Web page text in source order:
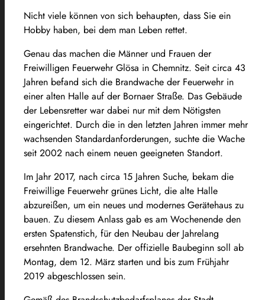
Nicht viele können von sich behaupten, dass Sie ein
Hobby haben, bei dem man Leben rettet.
Genau das machen die Männer und Frauen der
Freiwilligen Feuerwehr Glösa in Chemnitz. Seit circa 43
Jahren befand sich die Brandwache der Feuerwehr in
einer alten Halle auf der Bornaer Straße. Das Gebäude
der Lebensretter war dabei nur mit dem Nötigsten
eingerichtet. Durch die in den letzten Jahren immer mehr
wachsenden Standardanforderungen, suchte die Wache
seit 2002 nach einem neuen geeigneten Standort.
Im Jahr 2017, nach circa 15 Jahren Suche, bekam die
Freiwillige Feuerwehr grünes Licht, die alte Halle
abzureißen, um ein neues und modernes Gerätehaus zu
bauen. Zu diesem Anlass gab es am Wochenende den
ersten Spatenstich, für den Neubau der Jahrelang
ersehnten Brandwache. Der offizielle Baubeginn soll ab
Montag, dem 12. März starten und bis zum Frühjahr
2019 abgeschlossen sein.